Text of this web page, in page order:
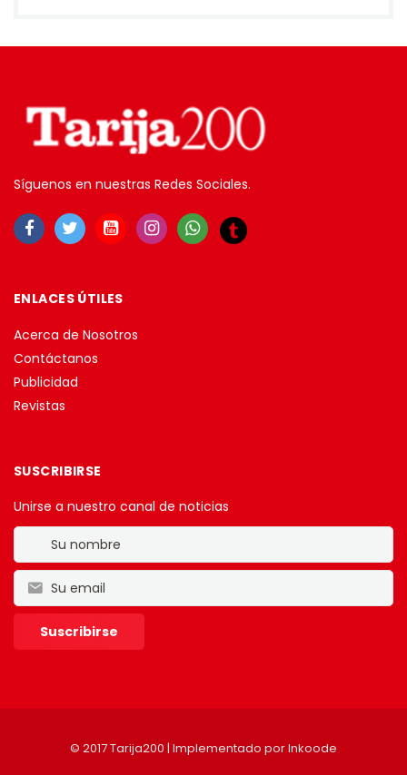
Síguenos en nuestras Redes Sociales.
ENLACES ÚTILES
Acerca de Nosotros
Contáctanos
Publicidad
Revistas
SUSCRIBIRSE
Unirse a nuestro canal de noticias
© 2017 Tarija200 | Implementado porInkoode